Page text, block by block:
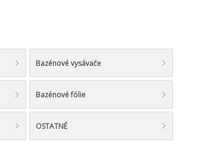
Bazénové vysávače
Bazénové fólie
OSTATNÉ